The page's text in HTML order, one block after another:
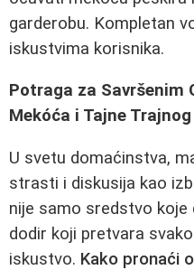
garderobu. Kompletan
iskustvima korisnika.
Potraga za Savršenim
Mekóća i Tajne
U svetu domaćinstva,
strasti i diskusija kao
nije samo sredstvo
dodir koji pretvara
iskustvo. Kako pronaći